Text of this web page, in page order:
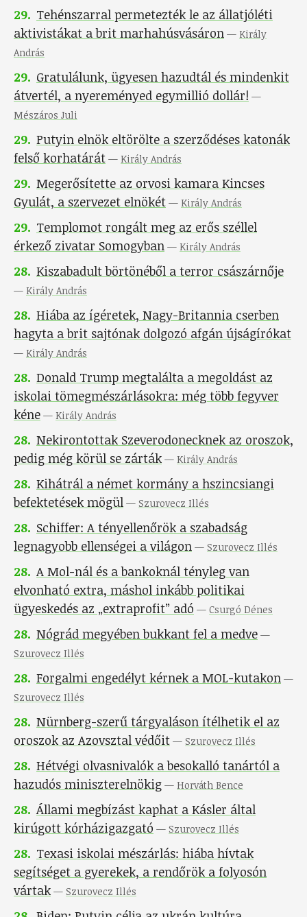
29. Tehénszarral permetezték le az állatjóléti
aktivistákat a brit marhahúsvásáron — Király
András
29. Gratulálunk, ügyesen hazudtál és mindenkit
átvertél, a nyereményed egymillió dollár! —
Mészáros Juli
29. Putyin elnök eltörölte a szerződéses katonák
felső korhatárát — Király András
29. Megerősítette az orvosi kamara Kincses
Gyulát, a szervezet elnökét — Király András
29. Templomot rongált meg az erős széllel
érkező zivatar Somogyban — Király András
28. Kiszabadult börtönéből a terror császárnője
— Király András
28. Hiába az ígéretek, Nagy-Britannia cserben
hagyta a brit sajtónak dolgozó afgán újságírókat
— Király András
28. Donald Trump megtalálta a megoldást az
iskolai tömegmészárlásokra: még több fegyver
kéne — Király András
28. Nekirontottak Szeverodonecknek az oroszok,
pedig még körül se zárták — Király András
28. Kihátrál a német kormány a hszincsiangi
befektetések mögül — Szurovecz Illés
28. Schiffer: A tényellenőrök a szabadság
legnagyobb ellenségei a világon — Szurovecz Illés
28. A Mol-nál és a bankoknál tényleg van
elvonható extra, máshol inkább politikai
ügyeskedés az „extraprofit” adó — Csurgó Dénes
28. Nógrád megyében bukkant fel a medve —
Szurovecz Illés
28. Forgalmi engedélyt kérnek a MOL-kutakon —
Szurovecz Illés
28. Nürnberg-szerű tárgyaláson ítélhetik el az
oroszok az Azovsztal védőit — Szurovecz Illés
28. Hétvégi olvasnivalók a besokalló tanártól a
hazudós miniszterelnökig — Horváth Bence
28. Állami megbízást kaphat a Kásler által
kirúgott kórházigazgató — Szurovecz Illés
28. Texasi iskolai mészárlás: hiába hívtak
segítséget a gyerekek, a rendőrök a folyosón
vártak — Szurovecz Illés